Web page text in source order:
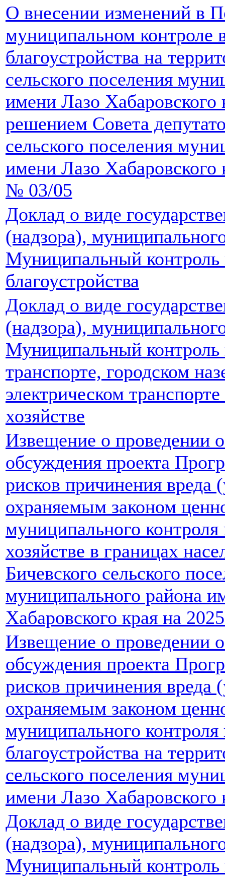
О внесении изменений в
муниципальном контроле
благоустройства на
сельского поселения
имени Лазо Хабаровского
решением Совета
сельского поселения
имени Лазо Хабаровского
№ 03/05
Доклад о виде
(надзора),
Муниципальный контроль
благоустройства
Доклад о виде
(надзора),
Муниципальный контроль
транспорте, городском
электрическом
хозяйстве
Извещение о проведении
обсуждения проекта
рисков причинения вреда
охраняемым законом
муниципального
хозяйстве в границах
Бичевского сельского
муниципального района
Хабаровского края на
Извещение о проведении
обсуждения проекта
рисков причинения вреда
охраняемым законом
муниципального контроля
благоустройства на
сельского поселения
имени Лазо Хабаровского
Доклад о виде
(надзора),
Муниципальный контроль